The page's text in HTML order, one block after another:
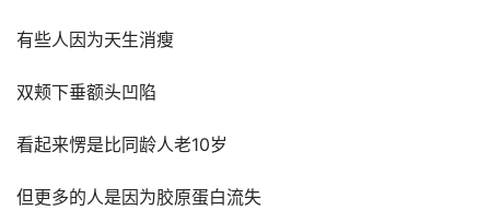
有些人因为天生消瘦
双颊下垂额头凹陷
看起来愣是比同龄人老10岁
但更多的人是因为胶原蛋白流失